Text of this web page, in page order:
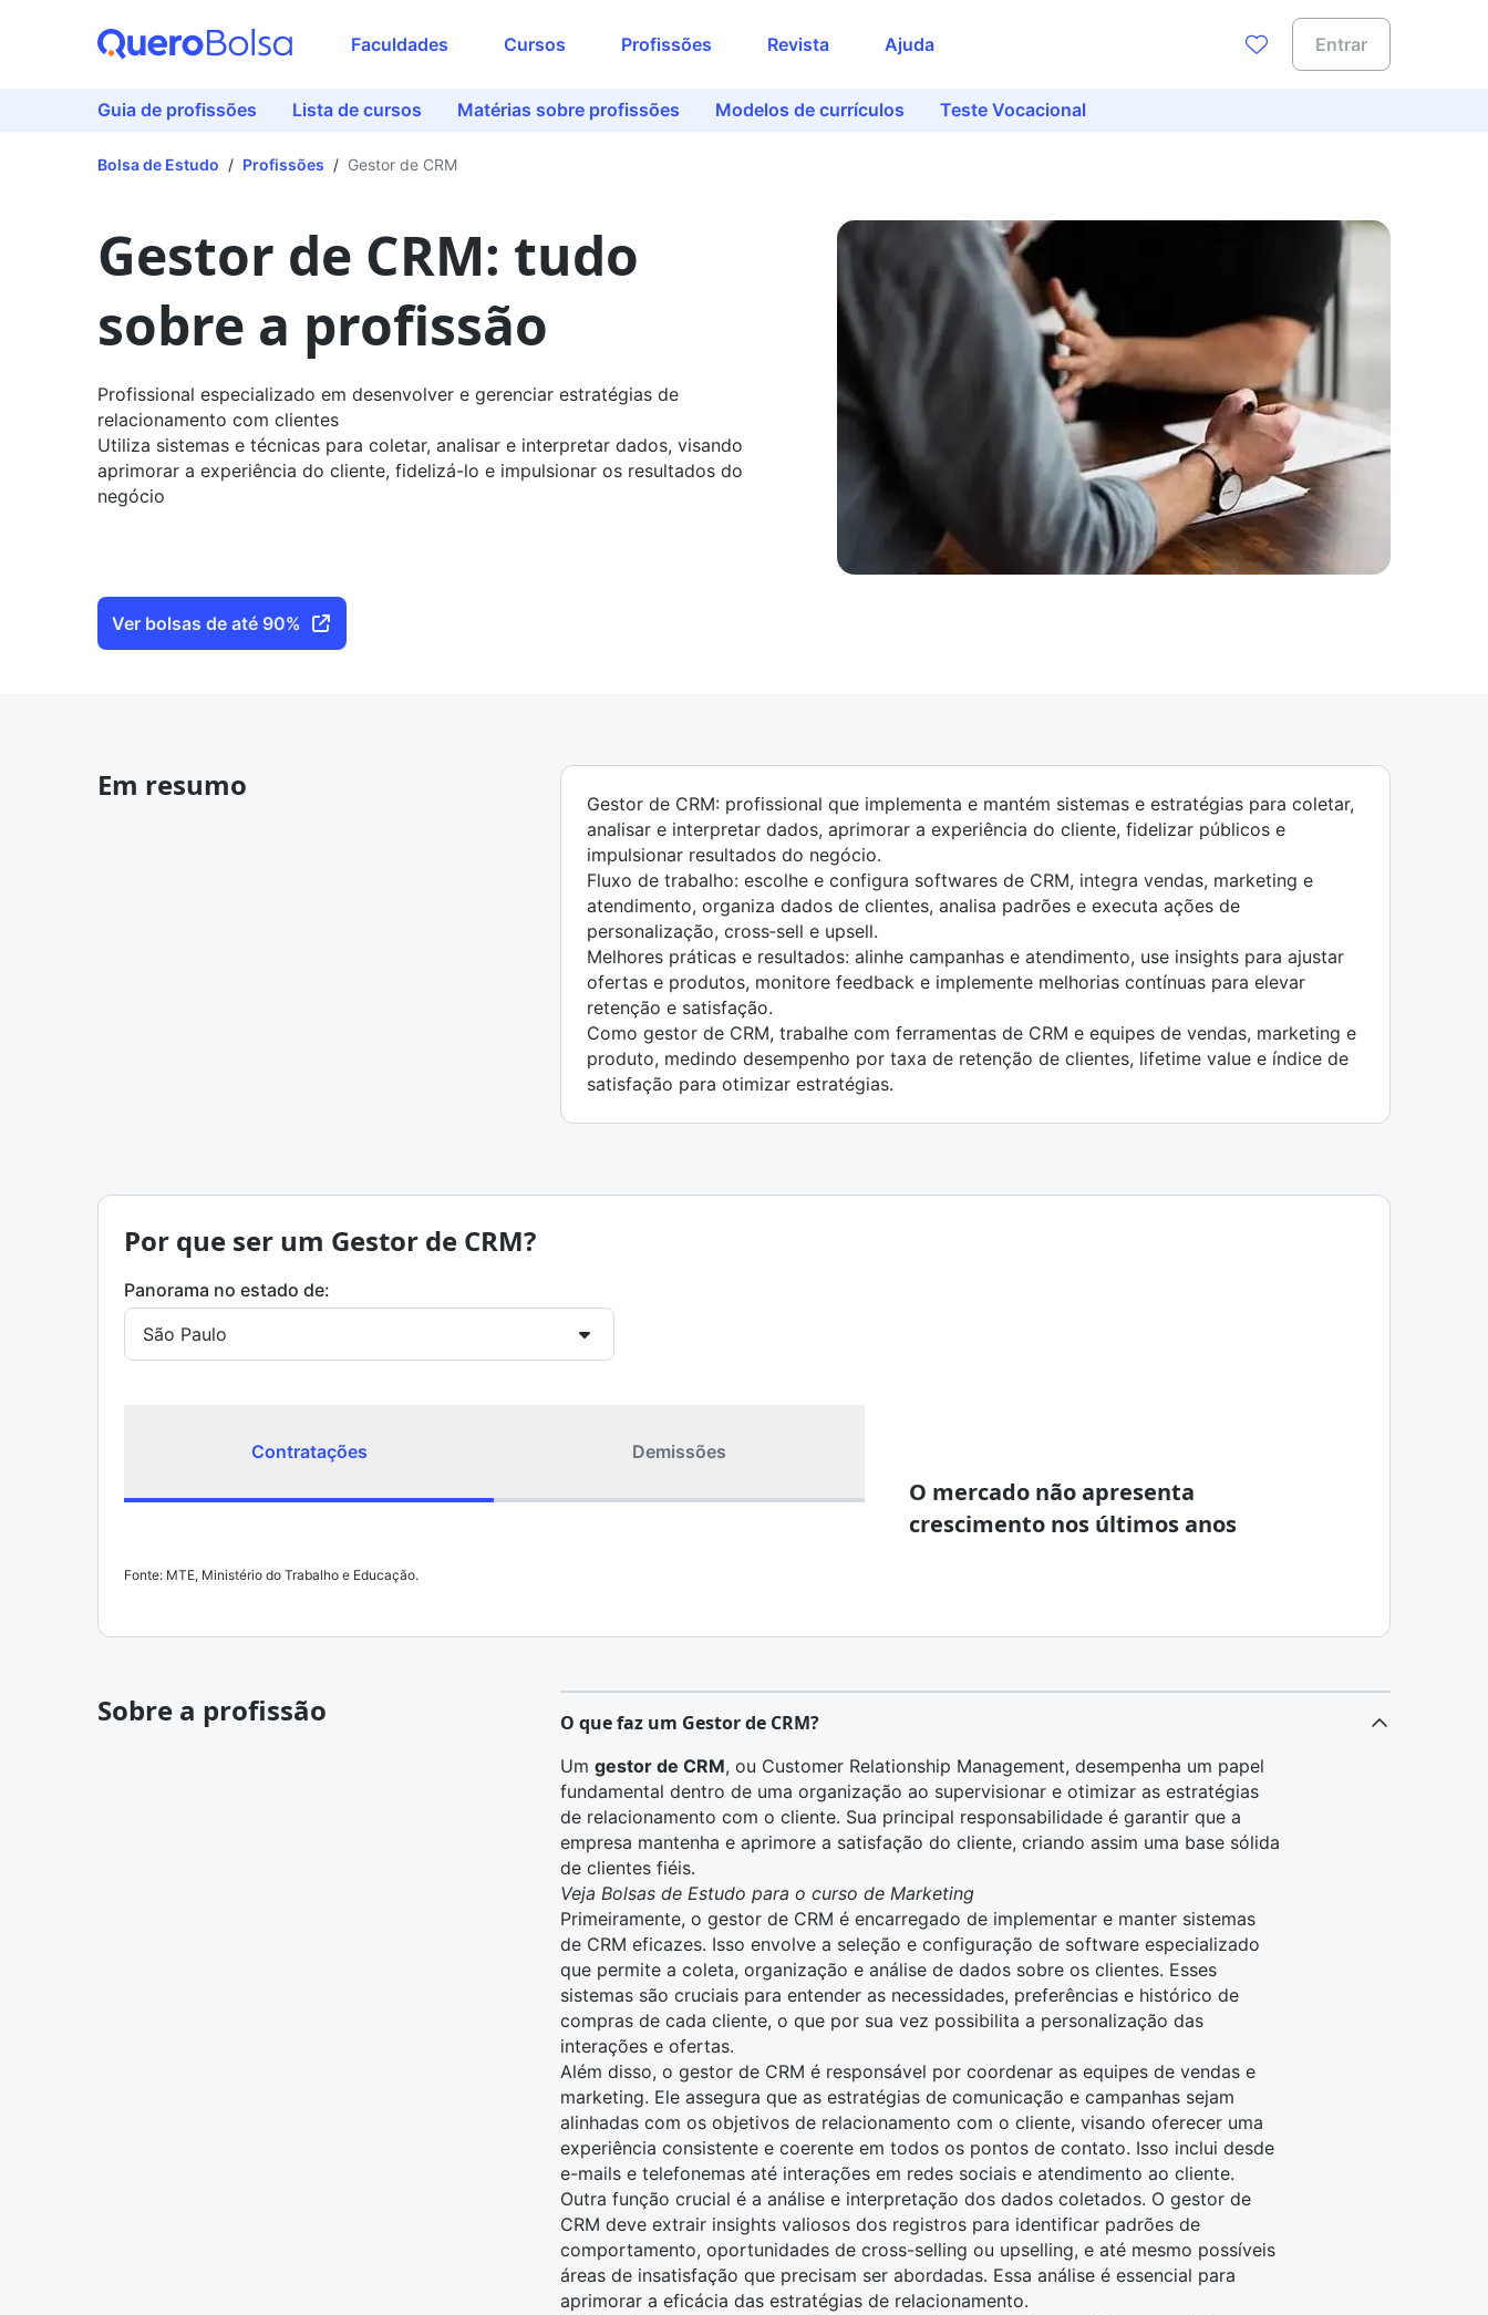
Faculdades Cursos Profissões Revista Ajuda Entrar
Guia de profissões Lista de cursos Matérias sobre profissões Modelos de currículos Teste Vocacional
Bolsa de Estudo / Profissões / Gestor de CRM
Gestor de CRM: tudo
sobre a profissão
Profissional especializado em desenvolver e gerenciar estratégias de
relacionamento com clientes
Utiliza sistemas e técnicas para coletar, analisar e interpretar dados, visando
aprimorar a experiência do cliente, fidelizá-lo e impulsionar os resultados do
negócio
Ver bolsas de até 90%
Em resumo
Gestor de CRM: profissional que implementa e mantém sistemas e estratégias para coletar,
analisar e interpretar dados, aprimorar a experiência do cliente, fidelizar públicos e
impulsionar resultados do negócio.
Fluxo de trabalho: escolhe e configura softwares de CRM, integra vendas, marketing e
atendimento, organiza dados de clientes, analisa padrões e executa ações de
personalização, cross‑sell e upsell.
Melhores práticas e resultados: alinhe campanhas e atendimento, use insights para ajustar
ofertas e produtos, monitore feedback e implemente melhorias contínuas para elevar
retenção e satisfação.
Como gestor de CRM, trabalhe com ferramentas de CRM e equipes de vendas, marketing e
produto, medindo desempenho por taxa de retenção de clientes, lifetime value e índice de
satisfação para otimizar estratégias.
Por que ser um Gestor de CRM?
Panorama no estado de:
completo
Preencha seus dados para liberar o
acesso
E-mail
políticas de privacidade
Contratações Demissões
Fonte: MTE, Ministério do Trabalho e Educação.
O mercado não apresenta
crescimento nos últimos anos
Sobre a profissão O que faz um Gestor de CRM?
Um gestor de CRM, ou Customer Relationship Management, desempenha um papel
fundamental dentro de uma organização ao supervisionar e otimizar as estratégias
de relacionamento com o cliente. Sua principal responsabilidade é garantir que a
empresa mantenha e aprimore a satisfação do cliente, criando assim uma base sólida
de clientes fiéis.
Veja Bolsas de Estudo para o curso de Marketing
Primeiramente, o gestor de CRM é encarregado de implementar e manter sistemas
de CRM eficazes. Isso envolve a seleção e configuração de software especializado
que permite a coleta, organização e análise de dados sobre os clientes. Esses
sistemas são cruciais para entender as necessidades, preferências e histórico de
compras de cada cliente, o que por sua vez possibilita a personalização das
interações e ofertas.
Além disso, o gestor de CRM é responsável por coordenar as equipes de vendas e
marketing. Ele assegura que as estratégias de comunicação e campanhas sejam
alinhadas com os objetivos de relacionamento com o cliente, visando oferecer uma
experiência consistente e coerente em todos os pontos de contato. Isso inclui desde
e-mails e telefonemas até interações em redes sociais e atendimento ao cliente.
Outra função crucial é a análise e interpretação dos dados coletados. O gestor de
CRM deve extrair insights valiosos dos registros para identificar padrões de
comportamento, oportunidades de cross-selling ou upselling, e até mesmo possíveis
áreas de insatisfação que precisam ser abordadas. Essa análise é essencial para
aprimorar a eficácia das estratégias de relacionamento.